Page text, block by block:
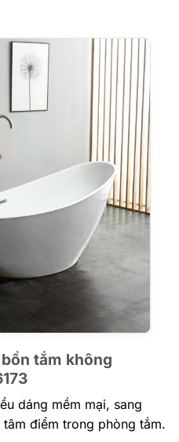
tắm không
dáng mềm mại, sang
điểm trong phòng tắm.